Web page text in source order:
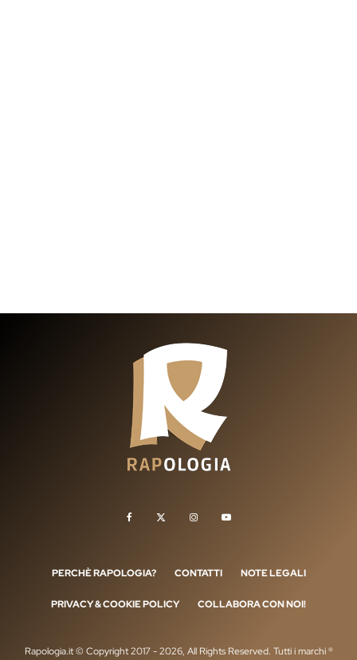
PERCHÈ RAPOLOGIA? CONTATTI NOTE LEGALI
PRIVACY & COOKIE POLICY COLLABORA CON NOI!
Rapologia.it © Copyright 2017 - 2026, All Rights Reserved. Tutti i marchi ®